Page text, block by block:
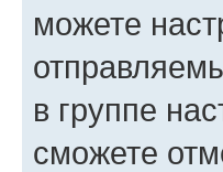
можете
в группе
сможете